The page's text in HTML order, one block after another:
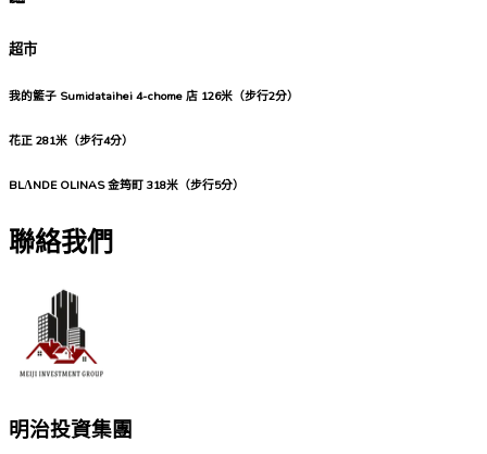
超市
我的籃子 Sumidataihei 4-chome 店 126米（步行2分）
花正 281米（步行4分）
BLΛNDE OLINAS 金筠町 318米（步行5分）
聯絡我們
明治投資集團